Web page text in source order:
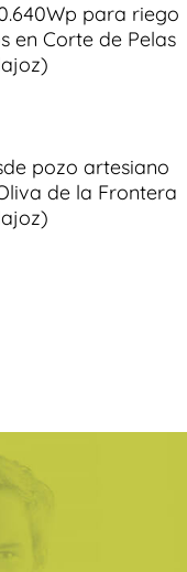
para riego
en Corte de Pelas
pozo artesiano
de la Frontera